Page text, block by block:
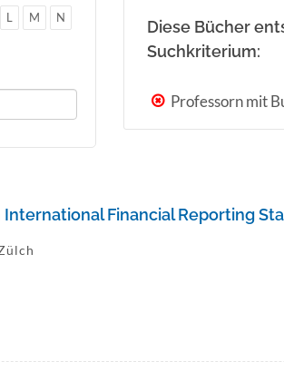
L M
N
Diese Bücher
Suchkriterium:
Professorn mit
Financial Reporting